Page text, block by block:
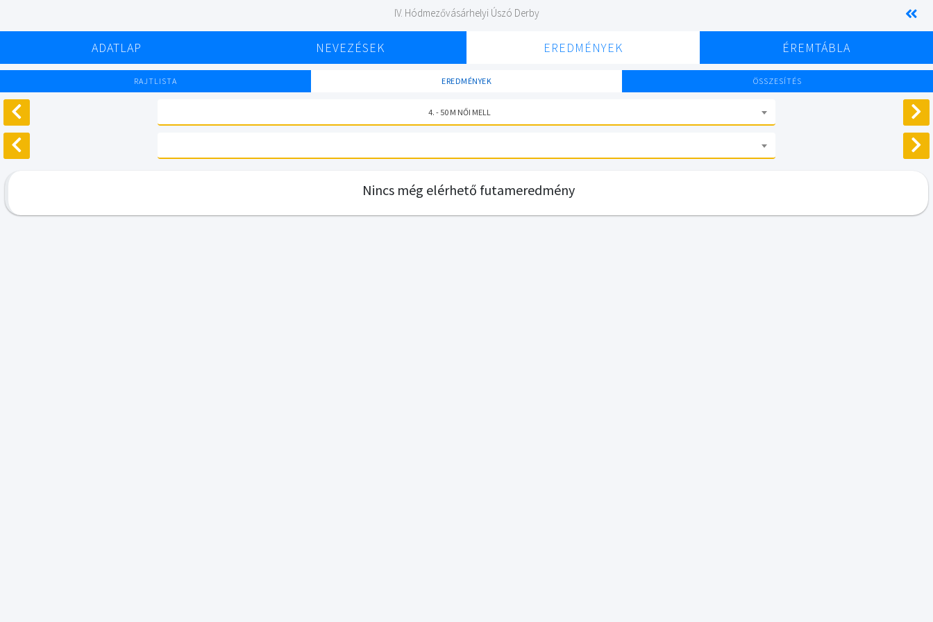
IV. Hódmezővásárhelyi Úszó Derby
ADATLAP NEVEZÉSEK EREDMÉNYEK ÉREMTÁBLA
RAJTLISTA EREDMÉNYEK ÖSSZESÍTÉS
4. - 50 M NŐI MELL
Nincs még elérhető futameredmény